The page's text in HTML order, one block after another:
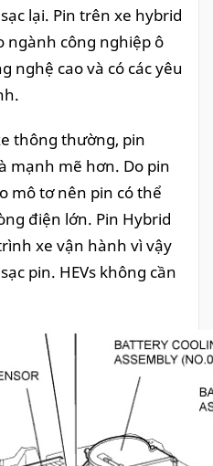
lại. Pin trên xe hybrid
ngành công nghiệp ô
nghệ cao và có các yêu
thông thường, pin
mạnh mẽ hơn. Do pin
mô tơ nên pin có thể
điện lớn. Pin Hybrid
xe vận hành vì vậy
pin. HEVs không cần